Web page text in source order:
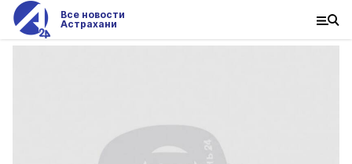
Все новости
Астрахани